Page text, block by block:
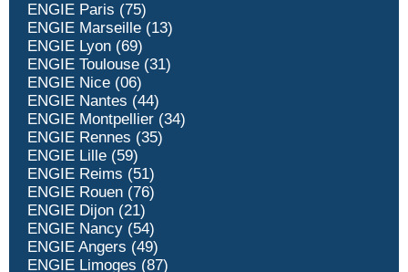
ENGIE Paris (75)
ENGIE Marseille (13)
ENGIE Lyon (69)
ENGIE Toulouse (31)
ENGIE Nice (06)
ENGIE Nantes (44)
ENGIE Montpellier (34)
ENGIE Rennes (35)
ENGIE Lille (59)
ENGIE Reims (51)
ENGIE Rouen (76)
ENGIE Dijon (21)
ENGIE Nancy (54)
ENGIE Angers (49)
ENGIE Limoges (87)